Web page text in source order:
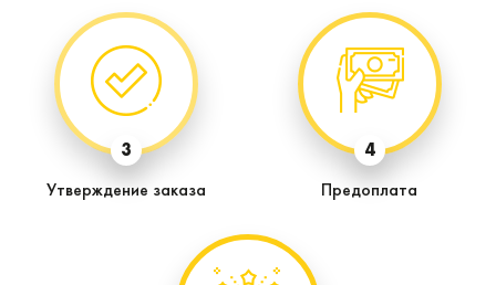
3
Утверждение заказа
4
Предоплата